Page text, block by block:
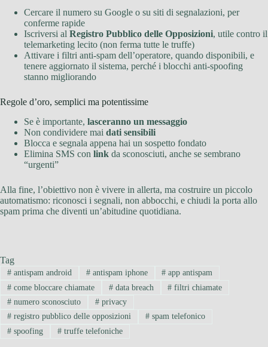
Cercare il numero su Google o su siti di segnalazioni, per
conferme rapide
Iscriversi al Registro Pubblico delle Opposizioni, utile contro il
telemarketing lecito (non ferma tutte le truffe)
Attivare i filtri anti-spam dell’operatore, quando disponibili, e
tenere aggiornato il sistema, perché i blocchi anti-spoofing
stanno migliorando
Regole d’oro, semplici ma potentissime
Se è importante, lasceranno un messaggio
Non condividere mai dati sensibili
Blocca e segnala appena hai un sospetto fondato
Elimina SMS con link da sconosciuti, anche se sembrano
“urgenti”
Alla fine, l’obiettivo non è vivere in allerta, ma costruire un piccolo
automatismo: riconosci i segnali, non abbocchi, e chiudi la porta allo
spam prima che diventi un’abitudine quotidiana.
Tag
#antispam android #antispam iphone # app antispam
#come bloccare chiamate #data breach # filtri chiamate
#numero sconosciuto #privacy
#registro pubblico delle opposizioni #spam telefonico
#spoofing #truffe telefoniche